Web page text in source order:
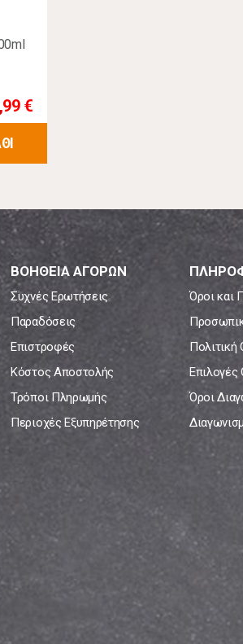
€
ΒΟΗΘΕΙΑ ΑΓΟΡΩΝ
Συχνές Ερωτήσεις
Παραδόσεις
Επιστροφές
Κόστος Αποστολής
Τρόποι Πληρωμής
Περιοχές Εξυπηρέτησης
Όροι και
Πολιτική
Επιλογές
Όροι